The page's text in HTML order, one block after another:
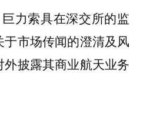
力索具在深交所的监
市场传闻的澄清及风
披露其商业航天业务